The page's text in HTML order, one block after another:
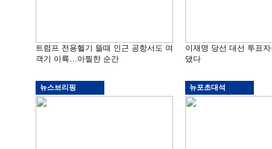
트럼프 전용헬기 뜰때 인근 공항서도 여
객기 이륙…아찔한 순간
이재명 당선 대선 투표
댔다
뉴스브리핑 뉴포초대석